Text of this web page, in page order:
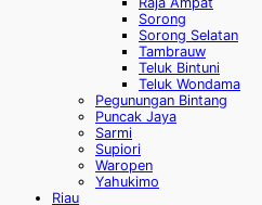
Sorong
Sorong Selatan
Tambrauw
Teluk Bintuni
Teluk Wondama
Pegunungan Bintang
Puncak Jaya
Sarmi
Supiori
Waropen
Yahukimo
Riau